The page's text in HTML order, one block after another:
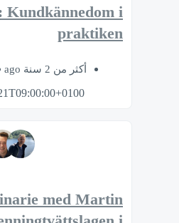
Kundkännedom i
praktiken
أكثر من 2 سنة ago
med Martin